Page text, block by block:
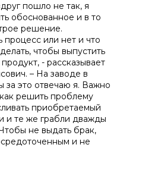
пошло не так, я
обоснованное и в то
решение.
процесс или нет и что
чтобы выпустить
- рассказывает
– На заводе в
за это отвечаю я. Важно
решить проблему
приобретаемый
и те же грабли дважды
не выдать брак,
и не